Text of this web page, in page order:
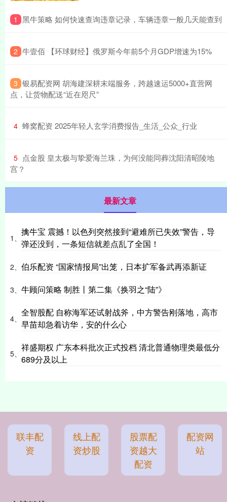
1 ​黑牛策略 如何快速查询违章记录，车辆违章一般几天能查到
2 ​牛壹佰 【环球财经】俄罗斯今年前5个月GDP增速为15%
3 ​银易配资网 胡海建深耕末端服务，跨越速运5000+直营网
点，让货物配送“近在咫尺”
4 ​蜂窝配资 2025年轻人玄学消费报告_生活_公众_行业
5 ​点金股 皇太极与挚爱海兰珠，为何没能同葬沈阳清昭陵地
宫？
最新文章
1、
擒牛宝 震撼！以色列突然接到“避难所已失效”警告，导
弹还没到，一条短信就差点乱了全国！
2、 伯乐配资 “国家情报局”出笼，日本扩军备武再添新证
3、 牛顾问策略 制胜丨第二集《换羽之“陆”》
4、
全智股配 自称海军还试射战斧，中方警告刚落地，高市
早苗却急着访华，安的什么心
5、
祥盛期权 广东本科批次正式投档 清北普通物理类最低分
689分及以上
联丰配
资
线上配
资炒股
股票配
资越大
配资
配资网
站